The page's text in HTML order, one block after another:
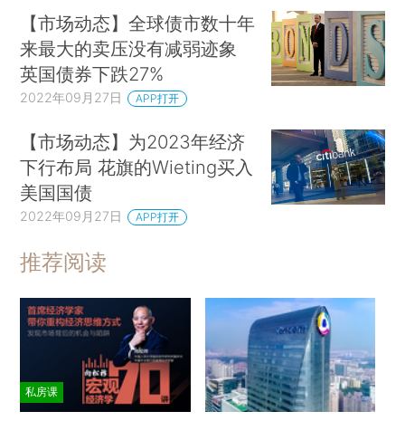
【市场动态】全球债市数十年
来最大的卖压没有减弱迹象
英国债券下跌27%
2022年09月27日 APP打开
【市场动态】为2023年经济
下行布局 花旗的Wieting买入
美国国债
2022年09月27日 APP打开
推荐阅读
私房课